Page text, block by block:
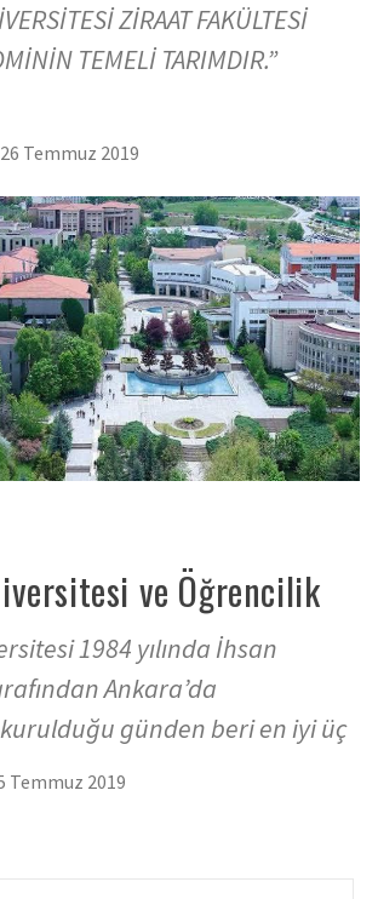
ZİRAAT FAKÜLTESİ
TEMELİ TARIMDIR.”
26 Temmuz 2019
ve Öğrencilik
1984 yılında İhsan
Ankara’da
günden beri en iyi üç
Temmuz 2019